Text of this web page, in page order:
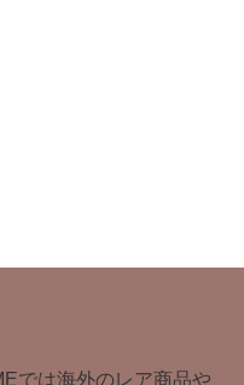
では海外のレア商品や